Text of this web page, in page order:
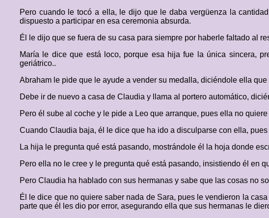
Pero cuando le tocó a ella, le dijo que le daba vergüenza la
dispuesto a participar en esa ceremonia absurda.
Él le dijo que se fuera de su casa para siempre por haberle faltado al
María le dice que está loco, porque esa hija fue la única sincera,
geriátrico..
Abraham le pide que le ayude a vender su medalla, diciéndole ella
Debe ir de nuevo a casa de Claudia y llama al portero automático,
Pero él sube al coche y le pide a Leo que arranque, pues ella no
Cuando Claudia baja, él le dice que ha ido a disculparse con ella, pues
La hija le pregunta qué está pasando, mostrándole él la hoja donde
Pero ella no le cree y le pregunta qué está pasando, insistiendo él en
Pero Claudia ha hablado con sus hermanas y sabe que las cosas no
Él le dice que no quiere saber nada de Sara, pues le vendieron la
parte que él les dio por error, asegurando ella que sus hermanas le